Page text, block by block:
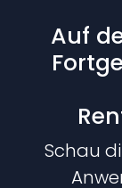
Auf
Schau